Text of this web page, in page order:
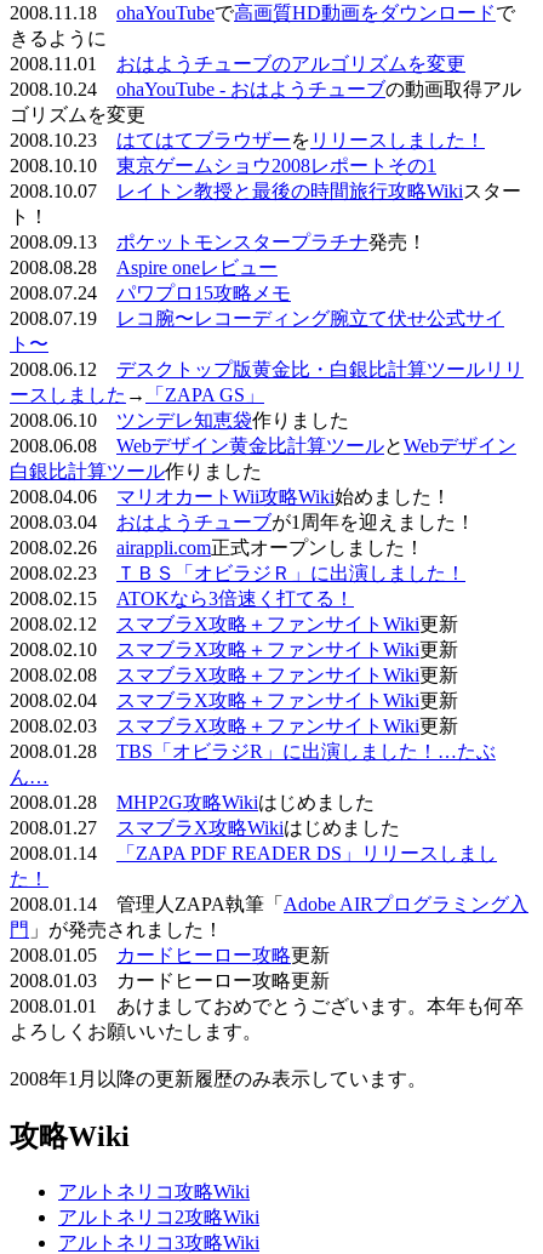
2008.11.18 ohaYouTubeで高画質HD動画をダウンロードで
きるように
2008.11.01 おはようチューブのアルゴリズムを変更
2008.10.24 ohaYouTube - おはようチューブの動画取得アル
ゴリズムを変更
2008.10.23 はてはてブラウザーを リリースしました！
2008.10.10 東京ゲームショウ2008レポートその1
2008.10.07
レイトン教授と最後の時間旅行攻略Wikiスター
ト！
2008.09.13 ポケットモンスタープラチナ発売！
2008.08.28 Aspire oneレビュー
2008.07.24 パワプロ15攻略メモ
2008.07.19
レコ腕〜レコーディング腕立て伏せ公式サイ
ト〜
2008.06.12 デスクトップ版黄金比・白銀比計算ツールリリ
ースしました →
「ZAPA GS」
2008.06.10 ツンデレ知恵袋作りました
2008.06.08 Webデザイン黄金比計算ツールとWebデザイン
白銀比計算ツール作りました
2008.04.06 マリオカートWii攻略Wiki始めました！
2008.03.04 おはようチューブが1周年を迎えました！
2008.02.26 airappli.com正式オープンしました！
2008.02.23
ＴＢＳ「オビラジＲ」に出演しました！
2008.02.15 ATOKなら3倍速く打てる！
2008.02.12
スマブラX攻略＋ファンサイトWiki更新
2008.02.10
スマブラX攻略＋ファンサイトWiki更新
2008.02.08
スマブラX攻略＋ファンサイトWiki更新
2008.02.04
スマブラX攻略＋ファンサイトWiki更新
2008.02.03
スマブラX攻略＋ファンサイトWiki更新
2008.01.28 TBS「オビラジR」に出演しました！…たぶ
ん…
2008.01.28 MHP2G攻略Wikiはじめました
2008.01.27
スマブラX攻略Wikiはじめました
2008.01.14
「ZAPA PDF READER DS」リリースしまし
た！
2008.01.14 管理人ZAPA執筆「 Adobe AIRプログラミング入
門 」が発売されました！
2008.01.05
カードヒーロー攻略更新
2008.01.03 カードヒーロー攻略更新
2008.01.01 あけましておめでとうございます。本年も何卒
よろしくお願いいたします。
2008年1月以降の更新履歴のみ表示しています。
攻略Wiki
アルトネリコ攻略Wiki
アルトネリコ2攻略Wiki
アルトネリコ3攻略Wiki